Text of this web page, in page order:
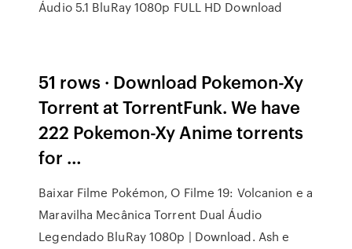
Áudio 5.1 BluRay 1080p FULL HD Download
51 rows · Download Pokemon-Xy
Torrent at TorrentFunk. We have
222 Pokemon-Xy Anime torrents
for …
Baixar Filme Pokémon, O Filme 19: Volcanion e a
Maravilha Mecânica Torrent Dual Áudio
Legendado BluRay 1080p | Download. Ash e